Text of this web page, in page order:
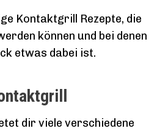
Kontaktgrill Rezepte, die
können und bei denen
etwas dabei ist.
dir viele verschiedene